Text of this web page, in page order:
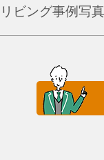
リビング事例写